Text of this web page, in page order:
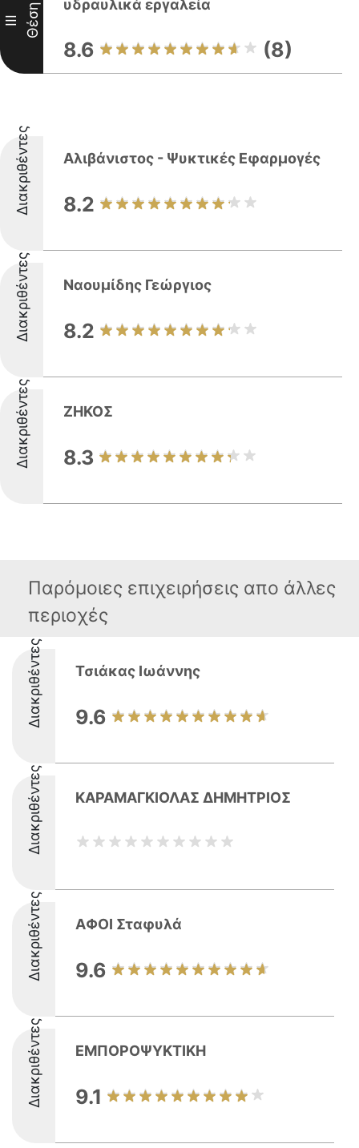
III Θέση
υδραυλικά εργαλεία
8.6 (8)
Διακριθέντες Αλιβάνιστος - Ψυκτικές Εφαρμογές
8.2
Διακριθέντες Ναουμίδης Γεώργιος
8.2
Διακριθέντες ΖΗΚΟΣ
8.3
Παρόμοιες επιχειρήσεις απο άλλες
περιοχές
Διακριθέντες Τσιάκας Ιωάννης
9.6
Διακριθέντες ΚΑΡΑΜΑΓΚΙΟΛΑΣ ΔΗΜΗΤΡΙΟΣ
Διακριθέντες ΑΦΟΙ Σταφυλά
9.6
Διακριθέντες ΕΜΠΟΡΟΨΥΚΤΙΚΗ
9.1